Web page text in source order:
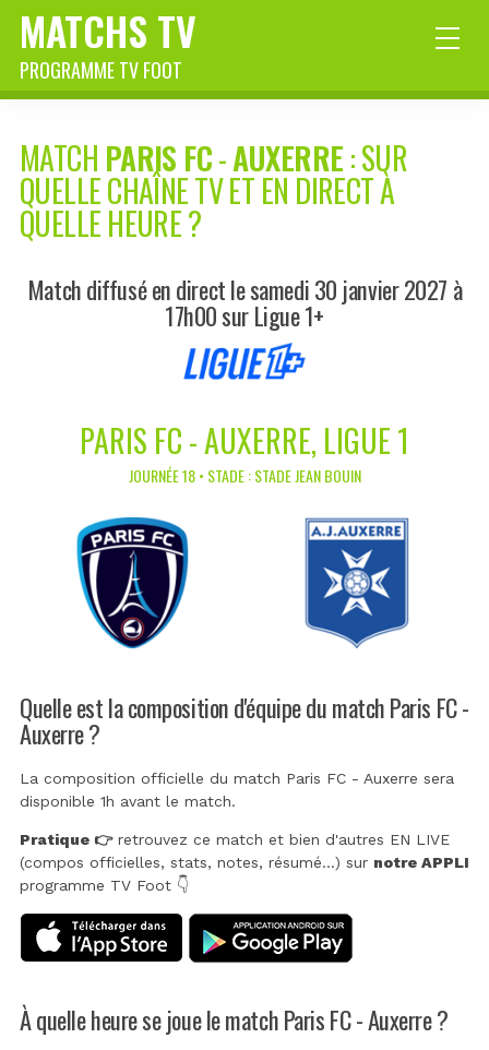
MATCHS TV
PROGRAMME TV FOOT
MATCH PARIS FC-AUXERRE: SUR
QUELLE CHAÎNE TV ET EN DIRECT À
QUELLE HEURE ?
Match diffusé en direct le samedi 30 janvier 2027 à
17h00 sur Ligue 1+
PARIS FC - AUXERRE, LIGUE 1
JOURNÉE 18 • STADE : STADE JEAN BOUIN
Quelle est la composition d'équipe du match Paris FC -
Auxerre ?
La composition officielle du match Paris FC - Auxerre sera
disponible 1h avant le match.
Pratique 👉retrouvez ce match et bien d'autres EN LIVE
(compos officielles, stats, notes, résumé...) sur notre APPLI
programme TV Foot 👇
À quelle heure se joue le match Paris FC - Auxerre ?